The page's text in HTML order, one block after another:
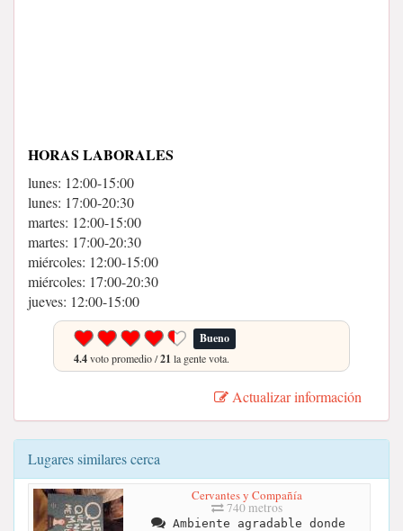
HORAS LABORALES
lunes: 12:00-15:00
lunes: 17:00-20:30
martes: 12:00-15:00
martes: 17:00-20:30
miércoles: 12:00-15:00
miércoles: 17:00-20:30
jueves: 12:00-15:00
Bueno
4.4voto promedio /21 la gente vota.
Actualizar información
Lugares similares cerca
Cervantes y Compañía
740 metros
Ambiente agradable donde